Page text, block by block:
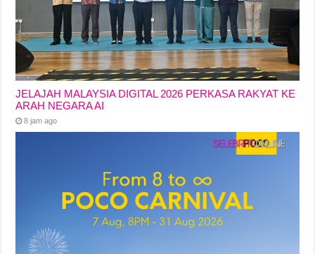
JELAJAH MALAYSIA DIGITAL 2026 PERKASA RAKYAT KE
ARAH NEGARA AI
8 jam ago